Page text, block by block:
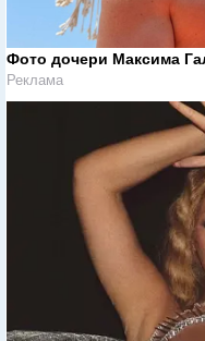
Фото дочери Максима
Реклама